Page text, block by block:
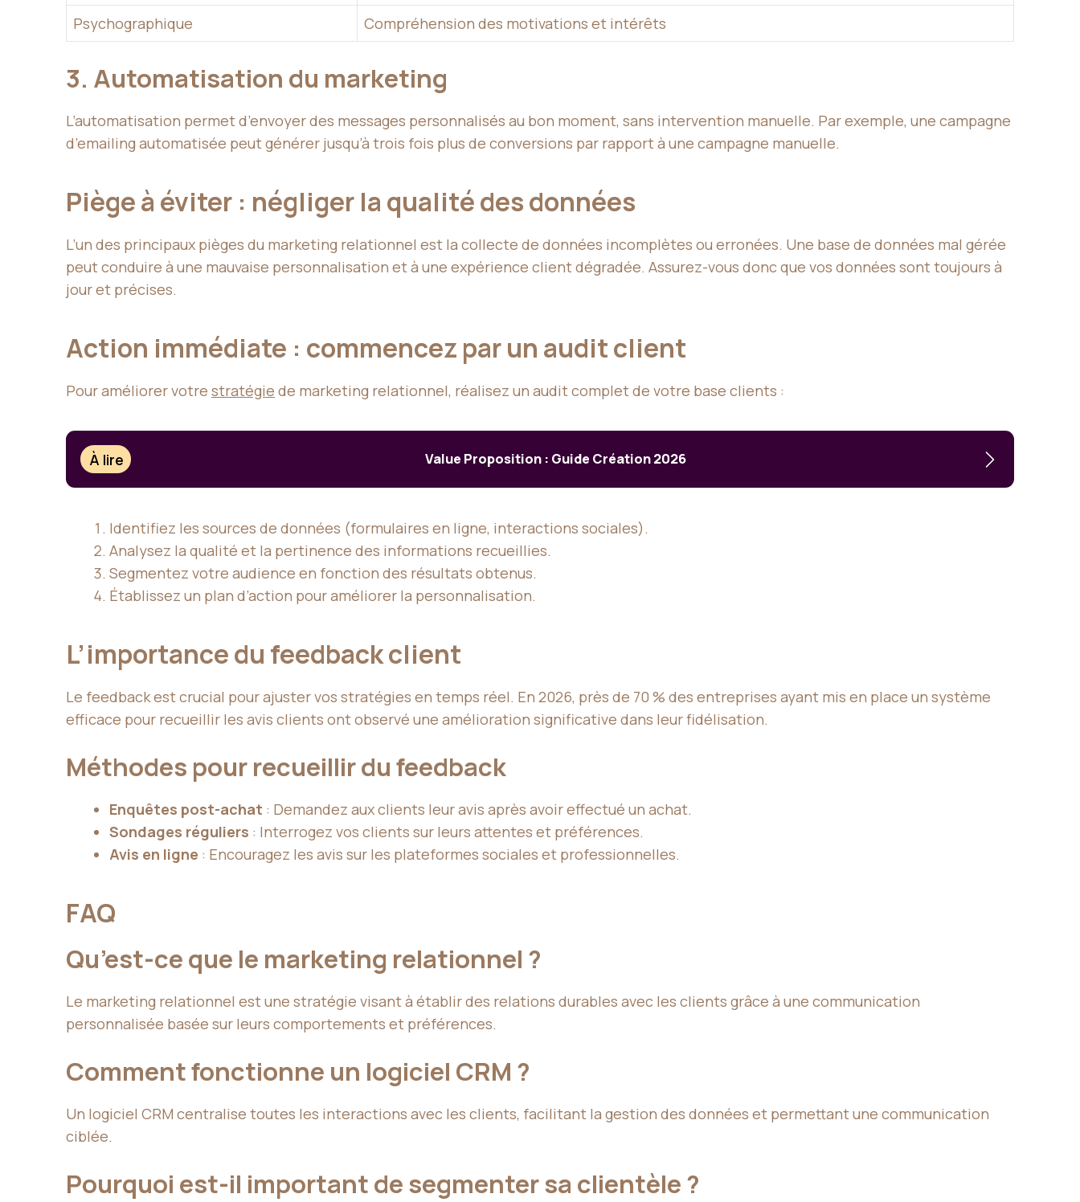
Psychographique
Compréhension des motivations et intérêts
3. Automatisation du marketing
L’automatisation permet d’envoyer des messages personnalisés au bon moment, sans intervention manuelle. Par exemple, une campagne
d’emailing automatisée peut générer jusqu’à trois fois plus de conversions par rapport à une campagne manuelle.
Piège à éviter : négliger la qualité des données
L’un des principaux pièges du marketing relationnel est la collecte de données incomplètes ou erronées. Une base de données mal gérée
peut conduire à une mauvaise personnalisation et à une expérience client dégradée. Assurez-vous donc que vos données sont toujours à
jour et précises.
Action immédiate : commencez par un audit client
Pour améliorer votre stratégie de marketing relationnel, réalisez un audit complet de votre base clients :
À lire Value Proposition : Guide Création 2026
Identifiez les sources de données (formulaires en ligne, interactions sociales).
Analysez la qualité et la pertinence des informations recueillies.
Segmentez votre audience en fonction des résultats obtenus.
Établissez un plan d’action pour améliorer la personnalisation.
L’importance du feedback client
Le feedback est crucial pour ajuster vos stratégies en temps réel. En 2026, près de 70 % des entreprises ayant mis en place un système
efficace pour recueillir les avis clients ont observé une amélioration significative dans leur fidélisation.
Méthodes pour recueillir du feedback
Enquêtes post-achat : Demandez aux clients leur avis après avoir effectué un achat.
Sondages réguliers : Interrogez vos clients sur leurs attentes et préférences.
Avis en ligne : Encouragez les avis sur les plateformes sociales et professionnelles.
FAQ
Qu’est-ce que le marketing relationnel ?
Le marketing relationnel est une stratégie visant à établir des relations durables avec les clients grâce à une communication
personnalisée basée sur leurs comportements et préférences.
Comment fonctionne un logiciel CRM ?
Un logiciel CRM centralise toutes les interactions avec les clients, facilitant la gestion des données et permettant une communication
ciblée.
Pourquoi est-il important de segmenter sa clientèle ?